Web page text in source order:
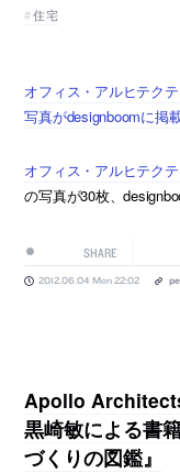
住宅
オフィス・アルヒテク
写真がdesignboomに掲
オフィス・アルヒテク
の写真が30枚、
SHARE
2012.06.04 Mon 22:02
Apollo
黒崎敏による書
づくりの図鑑』